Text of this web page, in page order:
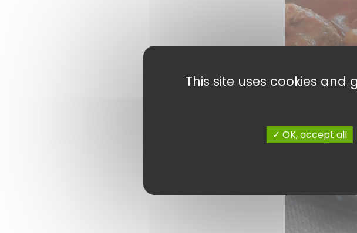
This site uses cookies
OK, accept all